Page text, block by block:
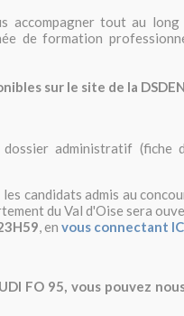
accompagner tout au
de formation
sur le site de la
administratif (fiche
candidats admis au
du Val d'Oise sera
, en vous connectant
FO 95, vous pouvez